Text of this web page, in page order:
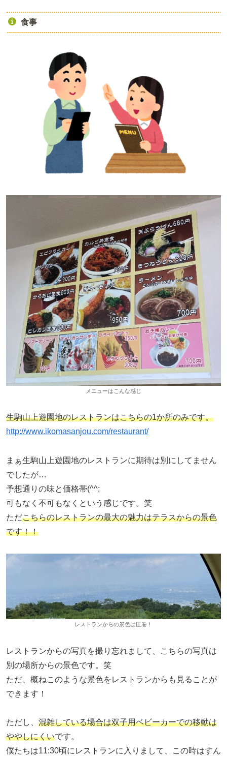
食事
メニューはこんな感じ
生駒山上遊園地のレストランはこちらの1か所のみです。
http://www.ikomasanjou.com/restaurant/
まぁ生駒山上遊園地のレストランに期待は別にしてません
でしたが…
予想通りの味と価格帯(^^;
可もなく不可もなくという感じです。笑
ただこちらのレストランの最大の魅力はテラスからの景色
です！！
レストランからの景色は圧巻！
レストランからの写真を撮り忘れまして、こちらの写真は
別の場所からの景色です。笑
ただ、概ねこのような景色をレストランからも見ることが
できます！
ただし、 混雑している場合は双子用ベビーカーでの移動は
ややしにくいです。
僕たちは11:30頃にレストランに入りまして、この時はすん